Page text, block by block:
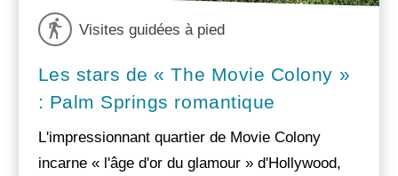
Visites guidées à pied
Les stars de « The Movie Colony »
: Palm Springs romantique
L'impressionnant quartier de Movie Colony
incarne « l'âge d'or du glamour » d'Hollywood,